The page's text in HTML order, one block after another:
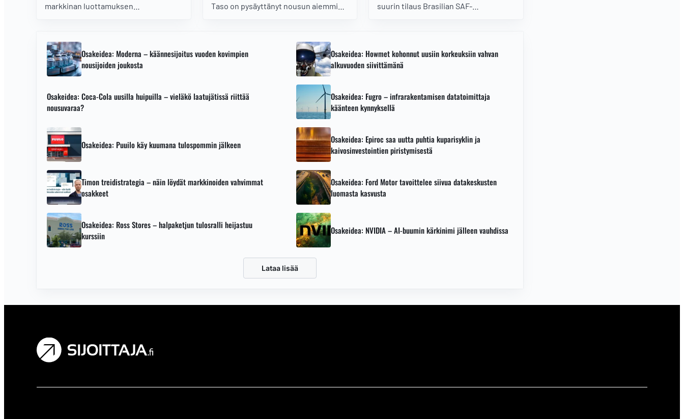
markkinan luottamuksen
terveydenhuollon jättiläisen
momentum vielä korjausliikkeen
jälkeen?
Taso on pysäyttänyt nousun aiemmin
ja suuntaamaan kohti aiempia 130
suurin tilaus Brasilian SAF-
Osakeidea: Moderna – käännesijoitus vuoden kovimpien
nousijoiden joukosta
Osakeidea: Howmet kohonnut uusiin korkeuksiin vahvan
alkuvuoden siivittämänä
Osakeidea: Coca-Cola uusilla huipuilla – vieläkö laatujätissä riittää
nousuvaraa?
Osakeidea: Fugro – infrarakentamisen datatoimittaja
käänteen kynnyksellä
Osakeidea: Puuilo käy kuumana tulospommin jälkeen
Osakeidea: Epiroc saa uutta puhtia kuparisyklin ja
kaivosinvestointien piristymisestä
Timon treidistrategia – näin löydät markkinoiden vahvimmat
osakkeet
Osakeidea: Ford Motor tavoittelee siivua datakeskusten
luomasta kasvusta
Osakeidea: Ross Stores – halpaketjun tulosralli heijastuu
kurssiin
Osakeidea: NVIDIA – AI-buumin kärkinimi jälleen vauhdissa
Lataa lisää